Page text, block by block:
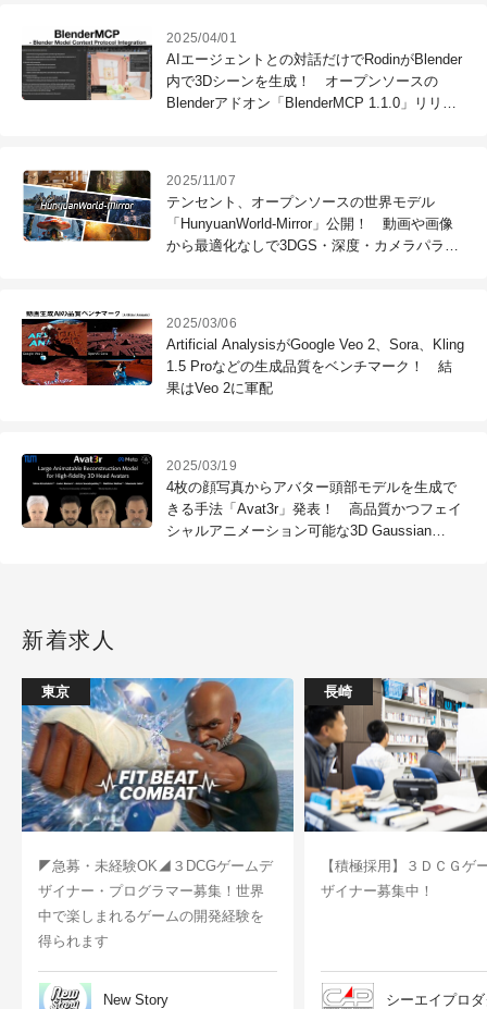
2025/04/01
AIエージェントとの対話だけでRodinがBlender
内で3Dシーンを生成！ オープンソースの
Blenderアドオン「BlenderMCP 1.1.0」リリー
2025/11/07
テンセント、オープンソースの世界モデル
「HunyuanWorld-Mirror」公開！ 動画や画像
から最適化なしで3DGS・深度・カメラパラメ
2025/03/06
Artificial AnalysisがGoogle Veo 2、Sora、Kling
1.5 Proなどの生成品質をベンチマーク！ 結
果はVeo 2に軍配
2025/03/19
4枚の顔写真からアバター頭部モデルを生成で
きる手法「Avat3r」発表！ 高品質かつフェイ
シャルアニメーション可能な3D Gaussian
新着求人
東京
◤急募・未経験OK◢３DCGゲームデ
ザイナー・プログラマー募集！世界
中で楽しまれるゲームの開発経験を
得られます
New Story
長崎
【積極採用】３ＤＣＧゲ
ザイナー募集中！
シーエイプロ